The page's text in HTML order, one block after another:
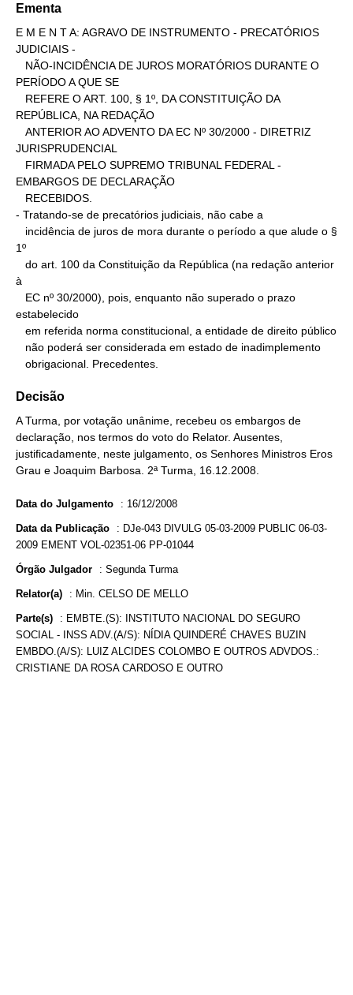
Ementa
E M E N T A: AGRAVO DE INSTRUMENTO - PRECATÓRIOS
JUDICIAIS -
PERÍODO A QUE SE
REPÚBLICA, NA REDAÇÃO
JURISPRUDENCIAL
EMBARGOS DE DECLARAÇÃO
- Tratando-se de precatórios judiciais, não cabe a
1º
à
estabelecido
   obrigacional. Precedentes.
Decisão
A Turma, por votação unânime, recebeu os embargos de
declaração, nos termos do voto do Relator. Ausentes,
justificadamente, neste julgamento, os Senhores Ministros Eros
Grau e Joaquim Barbosa. 2ª Turma, 16.12.2008.
Data do Julgamento : 16/12/2008
Data da Publicação : DJe-043 DIVULG 05-03-2009 PUBLIC 06-03-
2009 EMENT VOL-02351-06 PP-01044
Órgão Julgador : Segunda Turma
Relator(a) : Min. CELSO DE MELLO
Parte(s) : EMBTE.(S): INSTITUTO NACIONAL DO SEGURO
SOCIAL - INSS ADV.(A/S): NÍDIA QUINDERÉ CHAVES BUZIN
EMBDO.(A/S): LUIZ ALCIDES COLOMBO E OUTROS ADVDOS.:
CRISTIANE DA ROSA CARDOSO E OUTRO